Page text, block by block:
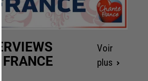
Voir
plus